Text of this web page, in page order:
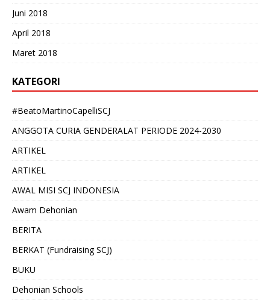
Juni 2018
April 2018
Maret 2018
KATEGORI
#BeatoMartinoCapelliSCJ
ANGGOTA CURIA GENDERALAT PERIODE 2024-2030
ARTIKEL
ARTIKEL
AWAL MISI SCJ INDONESIA
Awam Dehonian
BERITA
BERKAT (Fundraising SCJ)
BUKU
Dehonian Schools